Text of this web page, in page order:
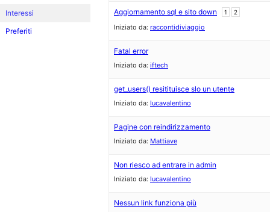
Interessi
Preferiti
Aggiornamento sql e sito down 1 2
Iniziato da: raccontidiviaggio
Fatal error
Iniziato da: iftech
get_users() resitituisce slo un utente
Iniziato da: lucavalentino
Pagine con reindirizzamento
Iniziato da: Mattiave
Non riesco ad entrare in admin
Iniziato da: lucavalentino
Nessun link funziona più